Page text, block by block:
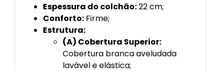
Espessura do colchão:22 cm;
Conforto:Firme;
Estrutura:
(A) Cobertura Superior:
Cobertura branca aveludada
lavável e elástica;